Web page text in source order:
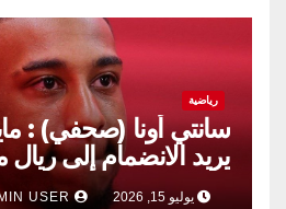
رياضية
سانتي أونا (صحفي) :
يريد الانضمام إلى ريال
الصيف.
يوليو 15, 2026 ADMIN USER